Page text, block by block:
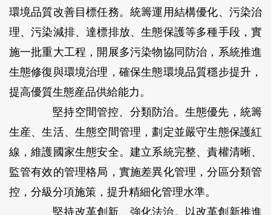
環境品質改善目標任務。統籌運用結構優化、污染治
理、污染減排、達標排放、生態保護等多種手段，實
施一批重大工程，開展多污染物協同防治，系統推進
生態修復與環境治理，確保生態環境品質穩步提升，
提高優質生態産品供給能力。
堅持空間管控、分類防治。 生態優先，統籌
生産、生活、生態空間管理，劃定並嚴守生態保護紅
線，維護國家生態安全。建立系統完整、責權清晰、
監管有效的管理格局，實施差異化管理，分區分類管
控，分級分項施策，提升精細化管理水準。
堅持改革創新、強化法治。
以改革創新推進